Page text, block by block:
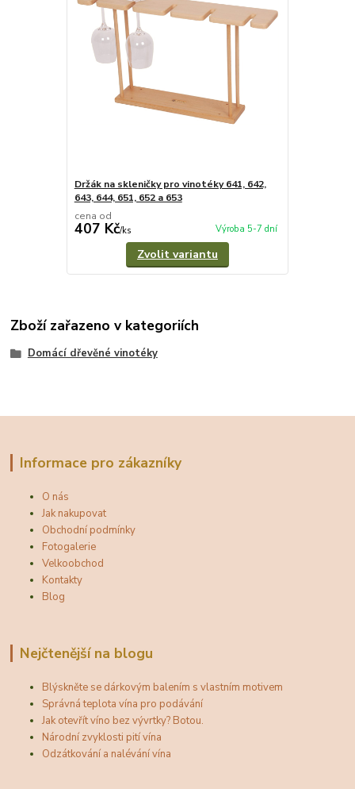
Držák na skleničky pro vinotéky 641, 642,
643, 644, 651, 652 a 653
cena od
407 Kč/ks Výroba 5-7 dní
Zvolit variantu
Zboží zařazeno v kategoriích
Domácí dřevěné vinotéky
Informace pro zákazníky
O nás
Jak nakupovat
Obchodní podmínky
Fotogalerie
Velkoobchod
Kontakty
Blog
Nejčtenější na blogu
Blýskněte se dárkovým balením s vlastním motivem
Správná teplota vína pro podávání
Jak otevřít víno bez vývrtky? Botou.
Národní zvyklosti pití vína
Odzátkování a nalévání vína